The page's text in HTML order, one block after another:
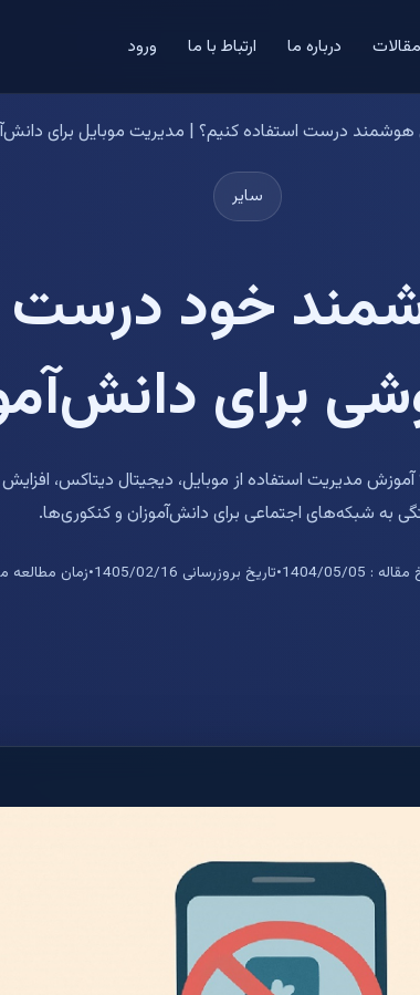
مقالات درباره ما ارتباط با ما ورود
درست استفاده کنیم؟ | مدیریت موبایل برای
سایر
خود درست
برای
آموزش مدیریت استفاده از موبایل، دیجیتال دیتاکس،
به شبکه‌های اجتماعی برای دانش‌آموزان و کنکوری‌ها.
: 1404/05/05
•تاریخ بروزرسانی 1405/02/16 •زمان مطالعه مقاله